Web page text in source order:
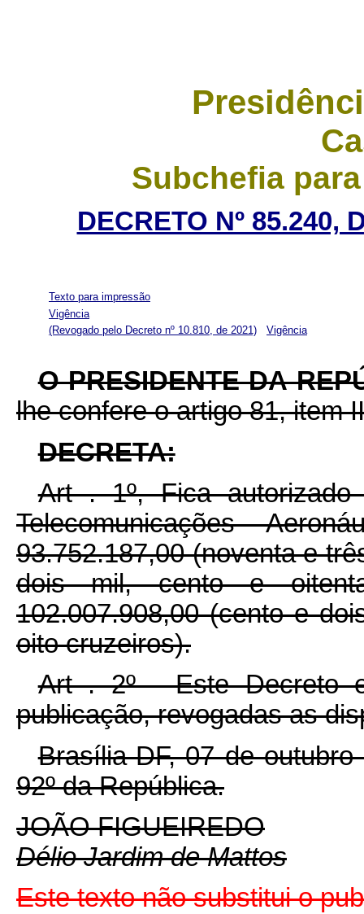
Subchefia
DECRETO Nº 85.240,
Texto para impressão
Vigência
(Revogado pelo Decreto nº 10.810, de 2021)
Vigência
O PRESIDENTE DA
lhe confere o artigo 81, item
DECRETA:
Art . 1º, Fica
Telecomunicações
93.752.187,00 (noventa e
dois mil, cento e
102.007.908,00 (cento e
oito cruzeiros).
Art . 2º - Este Decreto
publicação, revogadas as
Brasília-DF, 07 de
92º da República.
JOÃO FIGUEIREDO
Délio Jardim de Mattos
Este texto não substitui o